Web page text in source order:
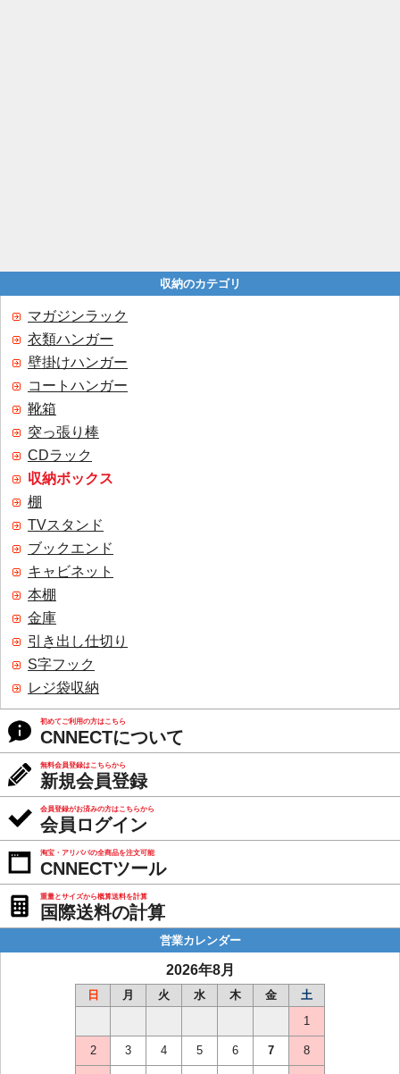
収納のカテゴリ
マガジンラック
衣類ハンガー
壁掛けハンガー
コートハンガー
靴箱
突っ張り棒
CDラック
収納ボックス
棚
TVスタンド
ブックエンド
キャビネット
本棚
金庫
引き出し仕切り
S字フック
レジ袋収納
初めてご利用の方はこちら
CNNECTについて
無料会員登録はこちらから
新規会員登録
会員登録がお済みの方はこちらから
会員ログイン
淘宝・アリババの全商品を注文可能
CNNECTツール
重量とサイズから概算送料を計算
国際送料の計算
営業カレンダー
2026年8月
日 月 火 水 木 金
土
1
2 3 4 5 6 7 8